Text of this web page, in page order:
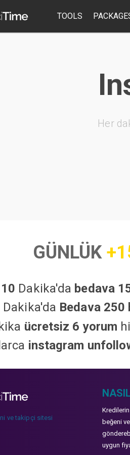
TOOLS
Her
GÜNLÜK
10 Dakika'da bedava
Dakika'da Bedava 250
ücretsiz 6 yorum
instagram
ve takipçi sitesi
beğeni
uygun